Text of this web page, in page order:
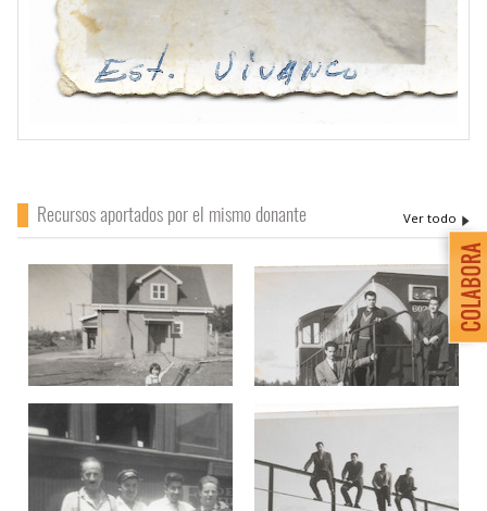
Recursos aportados por el mismo donante